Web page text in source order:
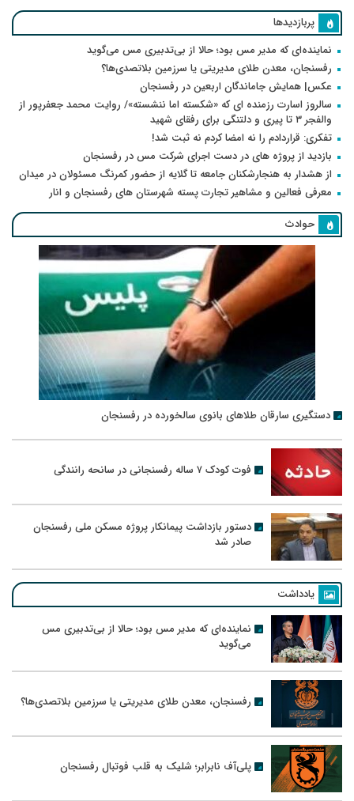
پربازدیدها
نماینده‌ای که مدیر مس بود؛ حالا از بی‌تدبیری مس می‌گوید
رفسنجان، معدن طلای مدیریتی یا سرزمین بلاتصدی‌ها؟
عکس| همایش جاماندگان اربعین در رفسنجان
سالروز اسارت رزمنده ای که «شکسته اما ننشسته»/ روایت محمد جعفرپور از
والفجر ۳ تا پیری و دلتنگی برای رفقای شهید
تفکری: قراردادم را نه امضا کردم نه ثبت شد!
بازدید از پروژه های در دست اجرای شرکت مس در رفسنجان
از هشدار به هنجارشکنان جامعه تا گلایه از حضور کمرنگ مسئولان در میدان
معرفی فعالین و مشاهیر تجارت پسته شهرستان های رفسنجان و انار
حوادث
دستگیری سارقان طلاهای بانوی سالخورده در رفسنجان
فوت کودک ۷ ساله رفسنجانی در سانحه رانندگی
دستور بازداشت پیمانکار پروژه مسکن ملی رفسنجان
صادر شد
یادداشت
نماینده‌ای که مدیر مس بود؛ حالا از بی‌تدبیری مس
می‌گوید
رفسنجان، معدن طلای مدیریتی یا سرزمین بلاتصدی‌ها؟
پلی‌آف نابرابر؛ شلیک به قلب فوتبال رفسنجان